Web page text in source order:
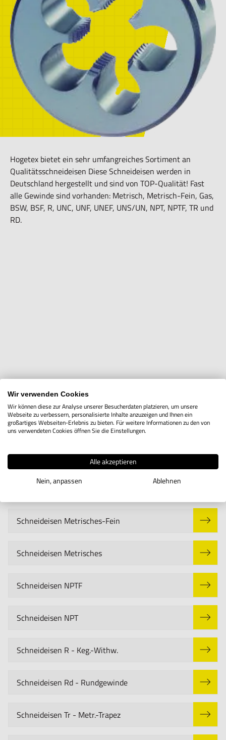
Hogetex bietet ein sehr umfangreiches Sortiment an
Qualitätsschneideisen Diese Schneideisen werden in
Deutschland hergestellt und sind von TOP-Qualität! Fast
alle Gewinde sind vorhanden: Metrisch, Metrisch-Fein, Gas,
BSW, BSF, R, UNC, UNF, UNEF, UNS/UN, NPT, NPTF, TR und
RD.
Schneideisenhalter
Schneideisen BSF-Withw.-Fein
Schneideisen BSW - Withworth
Schneideisen G-Withworth-Rohr
Schneideisen Metrisches-Fein
Schneideisen Metrisches
Schneideisen NPTF
Schneideisen NPT
Schneideisen R - Keg.-Withw.
Schneideisen Rd - Rundgewinde
Schneideisen Tr - Metr.-Trapez
Wir verwenden Cookies
Wir können diese zur Analyse unserer Besucherdaten platzieren, um unsere
Webseite zu verbessern, personalisierte Inhalte anzuzeigen und Ihnen ein
großartiges Webseiten-Erlebnis zu bieten. Für weitere Informationen zu den von
uns verwendeten Cookies öffnen Sie die Einstellungen.
Alle akzeptieren
Nein, anpassen
Ablehnen